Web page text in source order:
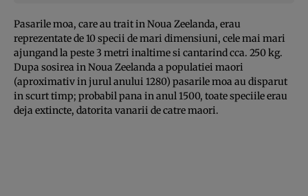
Pasarile moa, care au trait in Noua Zeelanda, erau
reprezentate de 10 specii de mari dimensiuni, cele mai mari
ajungand la peste 3 metri inaltime si cantarind cca. 250 kg.
Dupa sosirea in Noua Zeelanda a populatiei maori
(aproximativ in jurul anului 1280) pasarile moa au disparut
in scurt timp; probabil pana in anul 1500, toate speciile erau
deja extincte, datorita vanarii de catre maori.